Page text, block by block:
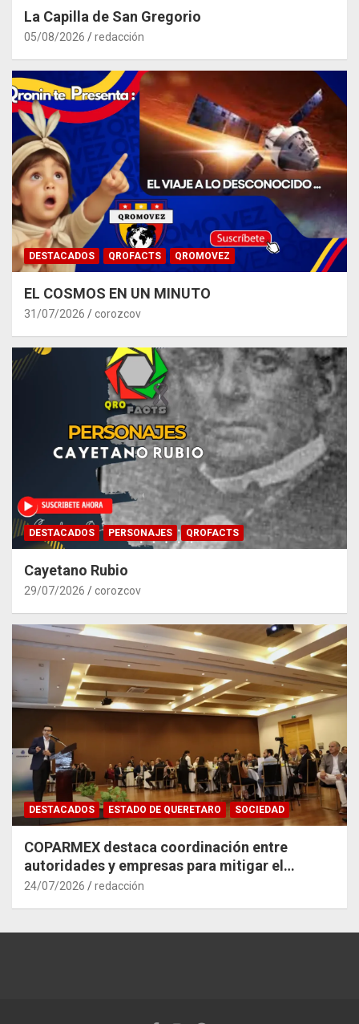
La Capilla de San Gregorio
05/08/2026 redacción
DESTACADOS QROFACTS QROMOVEZ
EL COSMOS EN UN MINUTO
31/07/2026 corozcov
DESTACADOS PERSONAJES QROFACTS
Cayetano Rubio
29/07/2026 corozcov
DESTACADOS ESTADO DE QUERETARO SOCIEDAD
COPARMEX destaca coordinación entre
autoridades y empresas para mitigar el
impacto del Tren México–Querétaro
24/07/2026 redacción